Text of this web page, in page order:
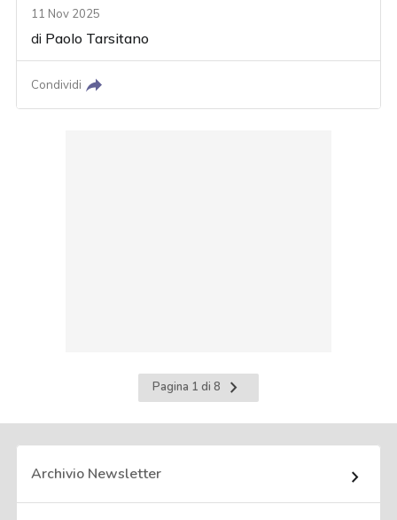
11 Nov 2025
di Paolo Tarsitano
Condividi
Pagina 1 di 8
Pagina
successiva
Archivio Newsletter